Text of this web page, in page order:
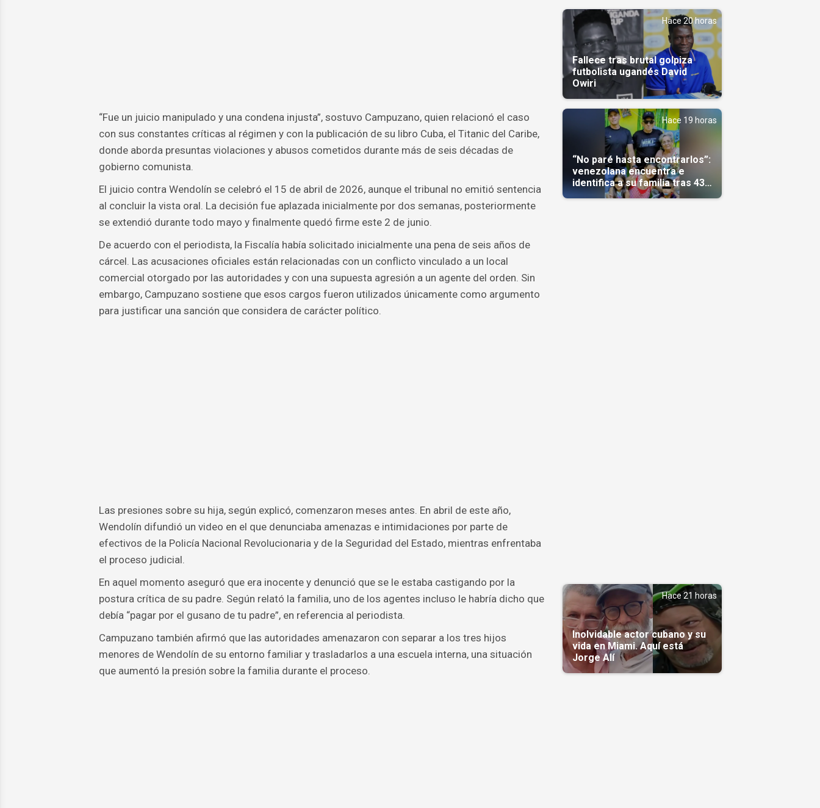
“Fue un juicio manipulado y una condena injusta”, sostuvo Campuzano, quien relacionó el caso
con sus constantes críticas al régimen y con la publicación de su libro Cuba, el Titanic del Caribe,
donde aborda presuntas violaciones y abusos cometidos durante más de seis décadas de
gobierno comunista.
El juicio contra Wendolín se celebró el 15 de abril de 2026, aunque el tribunal no emitió sentencia
al concluir la vista oral. La decisión fue aplazada inicialmente por dos semanas, posteriormente
se extendió durante todo mayo y finalmente quedó firme este 2 de junio.
De acuerdo con el periodista, la Fiscalía había solicitado inicialmente una pena de seis años de
cárcel. Las acusaciones oficiales están relacionadas con un conflicto vinculado a un local
comercial otorgado por las autoridades y con una supuesta agresión a un agente del orden. Sin
embargo, Campuzano sostiene que esos cargos fueron utilizados únicamente como argumento
para justificar una sanción que considera de carácter político.
Las presiones sobre su hija, según explicó, comenzaron meses antes. En abril de este año,
Wendolín difundió un video en el que denunciaba amenazas e intimidaciones por parte de
efectivos de la Policía Nacional Revolucionaria y de la Seguridad del Estado, mientras enfrentaba
el proceso judicial.
En aquel momento aseguró que era inocente y denunció que se le estaba castigando por la
postura crítica de su padre. Según relató la familia, uno de los agentes incluso le habría dicho que
debía “pagar por el gusano de tu padre”, en referencia al periodista.
Campuzano también afirmó que las autoridades amenazaron con separar a los tres hijos
menores de Wendolín de su entorno familiar y trasladarlos a una escuela interna, una situación
que aumentó la presión sobre la familia durante el proceso.
Hace 20 horas
Fallece tras brutal golpiza
futbolista ugandés David
Owiri
Hace 19 horas
“No paré hasta encontrarlos”:
venezolana encuentra e
identifica a su familia tras 43
días del terremoto
Hace 21 horas
Inolvidable actor cubano y su
vida en Miami. Aquí está
Jorge Alí